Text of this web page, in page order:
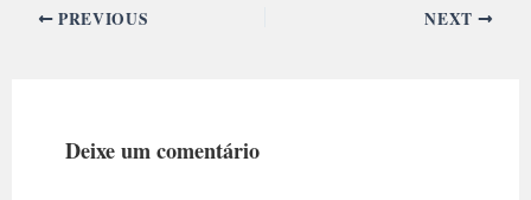
PREVIOUS NEXT
Deixe um comentário